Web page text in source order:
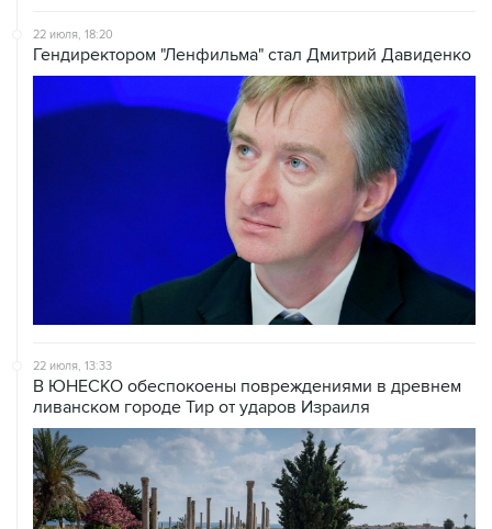
22 июля, 18:20
Гендиректором "Ленфильма" стал Дмитрий Давиденко
22 июля, 13:33
В ЮНЕСКО обеспокоены повреждениями в древнем
ливанском городе Тир от ударов Израиля